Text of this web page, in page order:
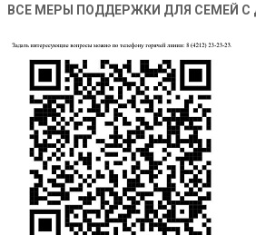
ВСЕ МЕРЫ ПОДДЕРЖКИ ДЛЯ СЕМЕЙ С